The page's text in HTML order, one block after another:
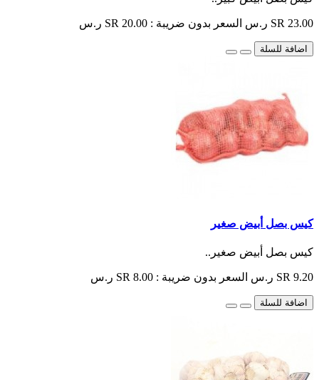
SR 23.00 ر.س السعر بدون ضريبة : SR 20.00 ر.س
اضافة للسلة
كيس بصل أبيض صغير
كيس بصل أبيض صغير..
SR 9.20 ر.س السعر بدون ضريبة : SR 8.00 ر.س
اضافة للسلة